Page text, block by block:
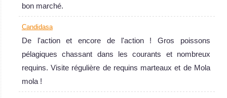
débutant à 4 m de profondeur ! Fantastique faune marine
et magnifiques coraux !
Bali
La plongée à
si vous voulez
bon marché.
Candidasa
De l'action et encore de l'action ! Gros poissons
pélagiques chassant dans les courants et nombreux
requins. Visite régulière de requins marteaux et de Mola
mola !